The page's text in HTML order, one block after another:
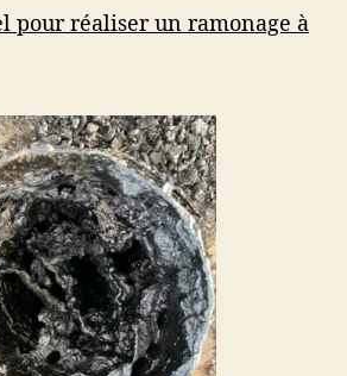
pour réaliser un ramonage à